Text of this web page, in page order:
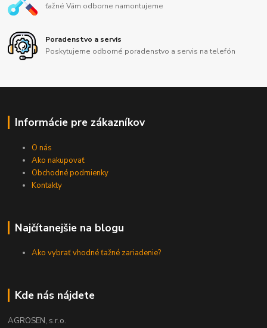
ťažné Vám odborne namontujeme
Poradenstvo a servis
Poskytujeme odborné poradenstvo a servis na telefón
Informácie pre zákazníkov
O nás
Ako nakupovať
Obchodné podmienky
Kontakty
Najčítanejšie na blogu
Ako vybrať vhodné ťažné zariadenie?
Kde nás nájdete
AGROSEN, s.r.o.